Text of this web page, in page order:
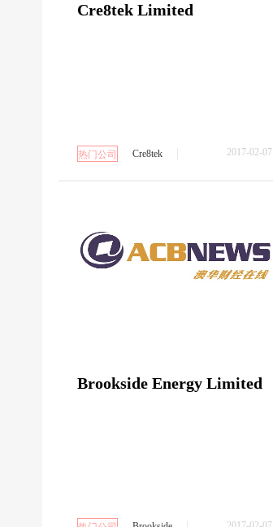
Cre8tek Limited
热门公司 Cre8tek 2017-02-07
Brookside Energy Limited